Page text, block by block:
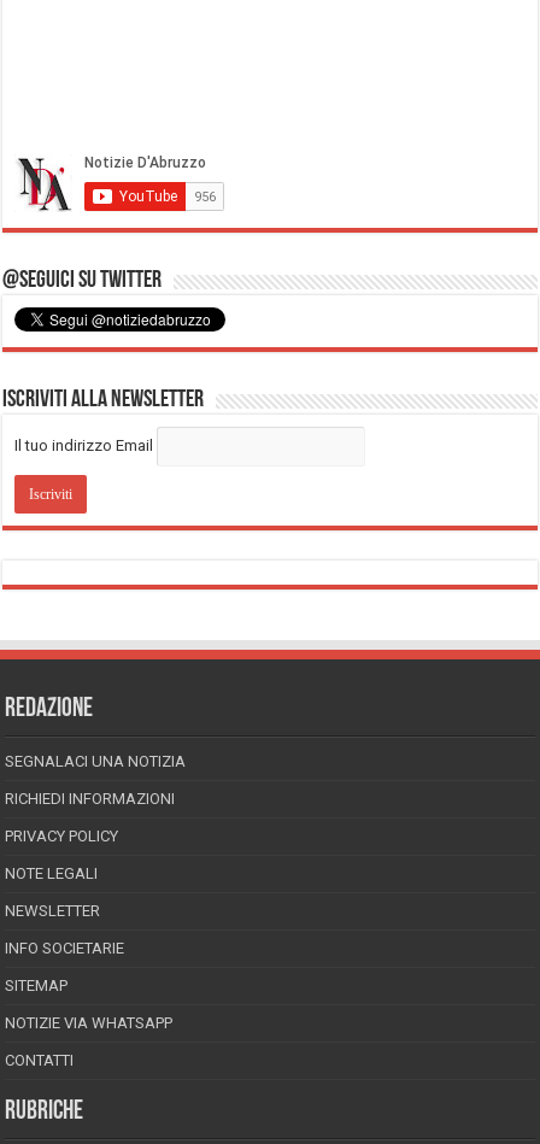
@Seguici su Twitter
Iscriviti alla Newsletter
Il tuo indirizzo Email
REDAZIONE
SEGNALACI UNA NOTIZIA
RICHIEDI INFORMAZIONI
PRIVACY POLICY
NOTE LEGALI
NEWSLETTER
INFO SOCIETARIE
SITEMAP
NOTIZIE VIA WHATSAPP
CONTATTI
RUBRICHE